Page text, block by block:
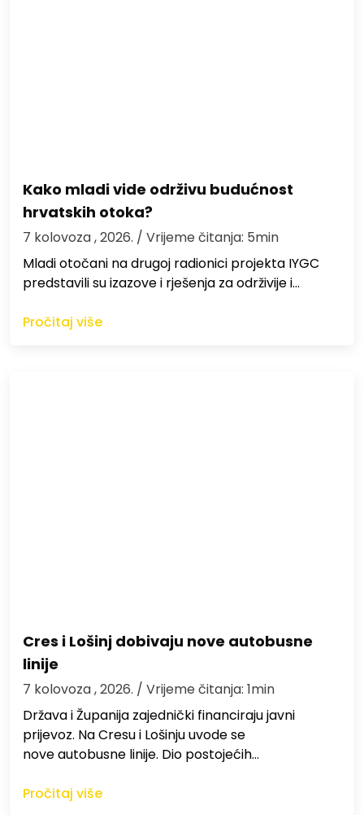
Kako mladi vide održivu budućnost
hrvatskih otoka?
7 kolovoza , 2026. / Vrijeme čitanja: 5min
Mladi otočani na drugoj radionici projekta IYGC
predstavili su izazove i rješenja za održivije i…
Pročitaj više
Cres i Lošinj dobivaju nove autobusne
linije
7 kolovoza , 2026. / Vrijeme čitanja: 1min
Država i Županija zajednički financiraju javni
prijevoz. Na Cresu i Lošinju uvode se
nove autobusne linije. Dio postojećih…
Pročitaj više